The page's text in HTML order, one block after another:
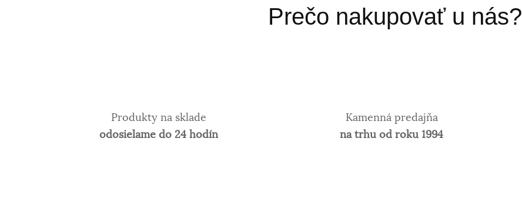
Prečo nakupovať u nás?
Produkty na sklade
odosielame do 24 hodín
Kamenná predajňa
na trhu od roku 1994